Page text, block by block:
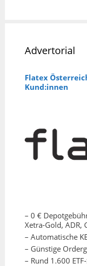
Advertorial
Flatex
Kund:innen
– 0 €
Xetra-Gold, ADR,
– Automatische
– Günstige
– Rund 1.600